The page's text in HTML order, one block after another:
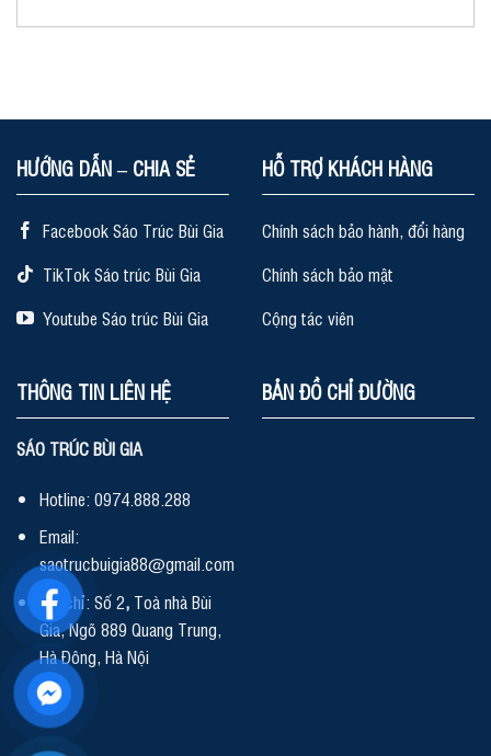
HƯỚNG DẪN – CHIA SẺ
Facebook Sáo Trúc Bùi Gia
TikTok Sáo trúc Bùi Gia
Youtube Sáo trúc Bùi Gia
HỖ TRỢ KHÁCH HÀNG
Chính sách bảo hành, đổi hàng
Chính sách bảo mật
Cộng tác viên
THÔNG TIN LIÊN HỆ
SÁO TRÚC BÙI GIA
Hotline: 0974.888.288
Email:
saotrucbuigia88@gmail.com
Địa chỉ: Số 2, Toà nhà Bùi
Gia, Ngõ 889 Quang Trung,
Hà Đông, Hà Nội
BẢN ĐỒ CHỈ ĐƯỜNG